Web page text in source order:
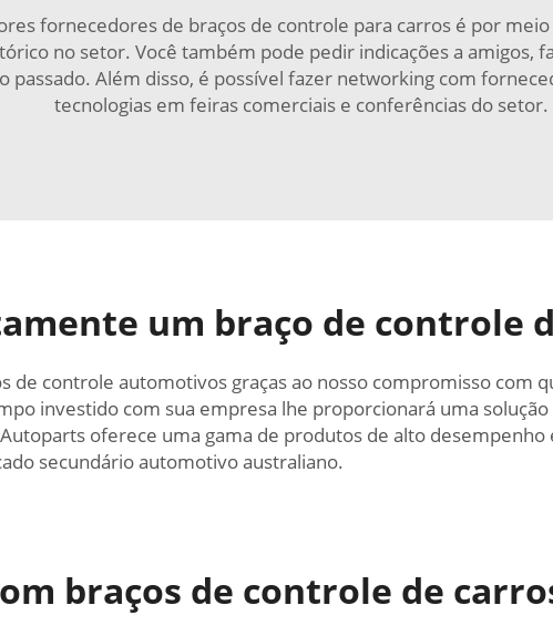
fornecedores de braços de controle para carros é por
no setor. Você também pode pedir indicações a amigos,
Além disso, é possível fazer networking com
tecnologias em feiras comerciais e conferências do setor.
um braço de controle
controle automotivos graças ao nosso compromisso com
investido com sua empresa lhe proporcionará uma solução
oferece uma gama de produtos de alto
secundário automotivo australiano.
braços de controle de